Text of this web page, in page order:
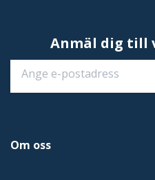
Anmäl dig till
Om oss